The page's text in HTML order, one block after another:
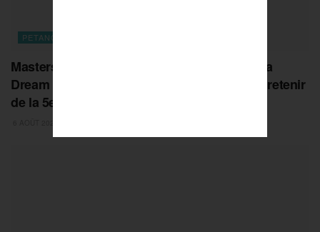
PETANQUE
Masters de Pétanque : escale en Espagne, la
Dream Team chamboule tout… ce qu’il faut retenir
de la 5e étape à Santa Susanna